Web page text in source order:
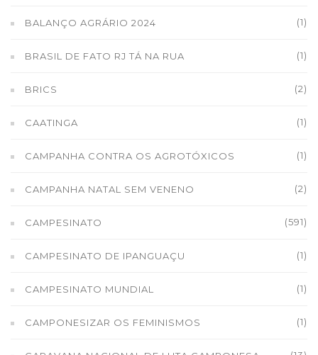
BALANÇO AGRÁRIO 2024 (1)
BRASIL DE FATO RJ TÁ NA RUA (1)
BRICS (2)
CAATINGA (1)
CAMPANHA CONTRA OS AGROTÓXICOS (1)
CAMPANHA NATAL SEM VENENO (2)
CAMPESINATO (591)
CAMPESINATO DE IPANGUAÇU (1)
CAMPESINATO MUNDIAL (1)
CAMPONESIZAR OS FEMINISMOS (1)